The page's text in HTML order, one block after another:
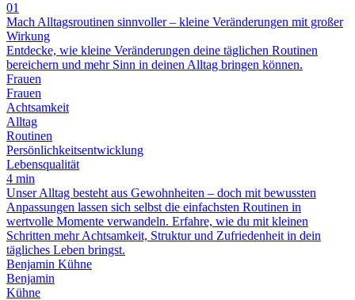
01
Mach Alltagsroutinen sinnvoller – kleine Veränderungen mit großer
Wirkung
Entdecke, wie kleine Veränderungen deine täglichen Routinen
bereichern und mehr Sinn in deinen Alltag bringen können.
Frauen
Frauen
Achtsamkeit
Alltag
Routinen
Persönlichkeitsentwicklung
Lebensqualität
4 min
Unser Alltag besteht aus Gewohnheiten – doch mit bewussten
Anpassungen lassen sich selbst die einfachsten Routinen in
wertvolle Momente verwandeln. Erfahre, wie du mit kleinen
Schritten mehr Achtsamkeit, Struktur und Zufriedenheit in dein
tägliches Leben bringst.
Benjamin Kühne
Benjamin
Kühne